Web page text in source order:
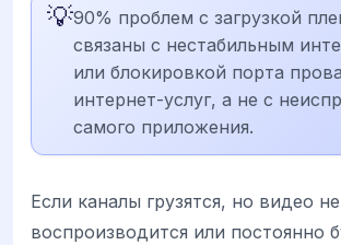
💡90% проблем с загрузкой
связаны с нестабильным
или блокировкой порта
интернет-услуг, а не с
самого приложения.
Если каналы грузятся, но видео не
воспроизводится или постоянно